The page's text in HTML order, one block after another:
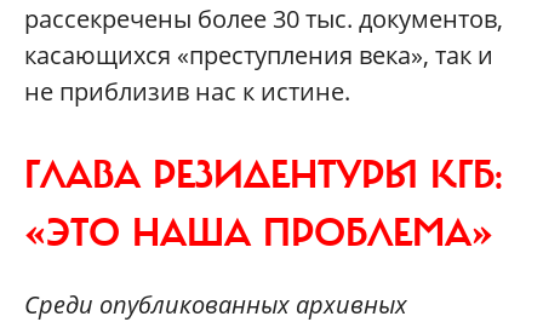
рассекречены более 30 тыс. документов,
касающихся «преступления века», так и
не приблизив нас к истине.
ГЛАВА РЕЗИДЕНТУРЫ КГБ:
«ЭТО НАША ПРОБЛЕМА»
Среди опубликованных архивных